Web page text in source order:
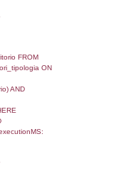
d1_controlli.Provincia,
d1_controlli.Via,
FROM
ON
where